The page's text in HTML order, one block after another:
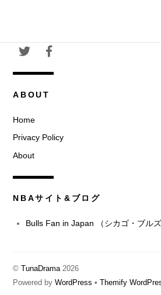
ABOUT
Home
Privacy Policy
About
NBAサイト&ブログ
Bulls Fan in Japan （シカゴ・ブル
©TunaDrama 2026
Powered byWordPress •Themify